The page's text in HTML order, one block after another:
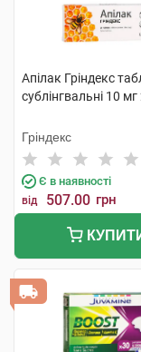
Апілак Гріндекс
сублінгвальні 10
Гріндекс
Є в наявності
від 507.00 грн